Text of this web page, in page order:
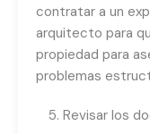
contratar a un
arquitecto para
propiedad para
problemas
Revisar los